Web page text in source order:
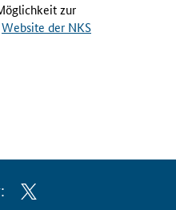
zur
Website der NKS